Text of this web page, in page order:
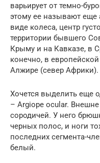
варьирует от темно-
этому ее называют еще
виде колеса, центр
территории бывшего
Крыму и на Кавказе, в
конечно, в
Алжире (север Африки).
Хочется выделить еще
– Argiope ocular.
сородичей. У него
черных полос, и ноги
последних сегмента-
белый.